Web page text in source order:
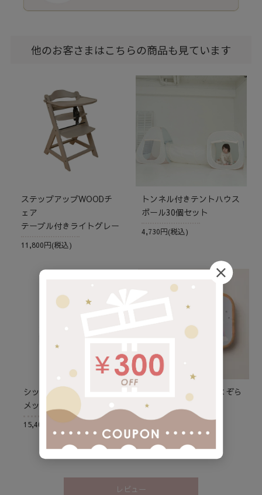
他のお客さまはこちらの商品も見ています
ステップアップWOODチ
ェア
テーブル付きライトグレー
11,800円(税込)
トンネル付きテントハウス
ボール30個セット
4,730円(税込)
シッティングキャリア
メッシュ/ダルグレー
15,400円(税込)
乳歯ケース ゆめのよぞら
3,280円(税込)
レビュー